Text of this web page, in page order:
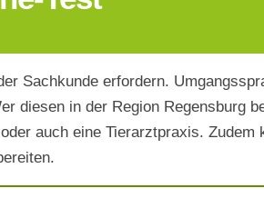
Sachkunde erfordern.
diesen in der Region Regensburg
auch eine Tierarztpraxis. Zudem